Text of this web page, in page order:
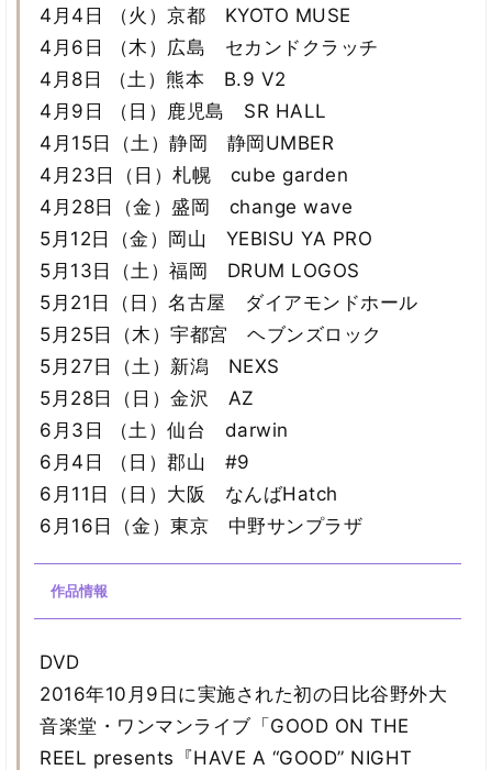
4月4日 （火）京都 KYOTO MUSE
4月6日 （木）広島 セカンドクラッチ
4月8日 （土）熊本 B.9 V2
4月9日 （日）鹿児島 SR HALL
4月15日（土）静岡 静岡UMBER
4月23日（日）札幌 cube garden
4月28日（金）盛岡 change wave
5月12日（金）岡山 YEBISU YA PRO
5月13日（土）福岡 DRUM LOGOS
5月21日（日）名古屋 ダイアモンドホール
5月25日（木）宇都宮 ヘブンズロック
5月27日（土）新潟 NEXS
5月28日（日）金沢 AZ
6月3日 （土）仙台 darwin
6月4日 （日）郡山 #9
6月11日（日）大阪 なんばHatch
6月16日（金）東京 中野サンプラザ
作品情報
DVD
2016年10月9日に実施された初の日比谷野外大
音楽堂・ワンマンライブ「GOOD ON THE
REEL presents『HAVE A “GOOD” NIGHT